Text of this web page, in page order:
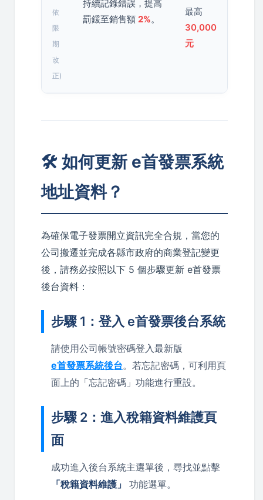
依
限
期
改
正)
持續記錄錯誤，提高
罰鍰至銷售額 2%。
最高
30,000
元
🛠️ 如何更新 e首發票系統
地址資料？
為確保電子發票開立資訊完全合規，當您的
公司搬遷並完成各縣市政府的商業登記變更
後，請務必按照以下 5 個步驟更新 e首發票
後台資料：
步驟 1：登入 e首發票後台系統
請使用公司帳號密碼登入最新版
e首發票系統後台。若忘記密碼，可利用頁
面上的「忘記密碼」功能進行重設。
步驟 2：進入稅籍資料維護頁
面
成功進入後台系統主選單後，尋找並點擊
「稅籍資料維護」
功能選單。